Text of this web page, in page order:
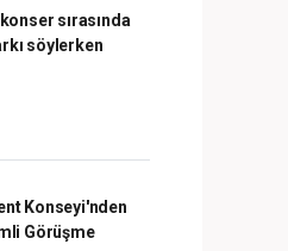
sırasında
söylerken
Konseyi'nden
Görüşme